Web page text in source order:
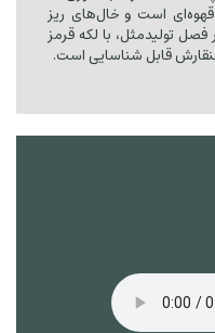
است و خال‌های ریز
تولیدمثل، با لکه قرمز
قابل شناسایی است.